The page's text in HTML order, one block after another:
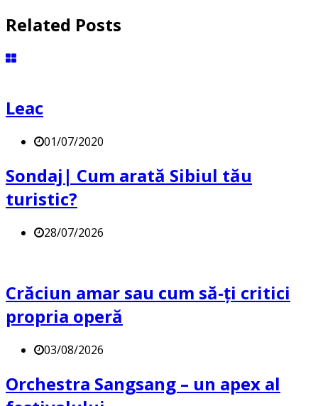
Related Posts
Leac
01/07/2020
Sondaj| Cum arată Sibiul tău
turistic?
28/07/2026
Crăciun amar sau cum să-ți critici
propria operă
03/08/2026
Orchestra Sangsang – un apex al